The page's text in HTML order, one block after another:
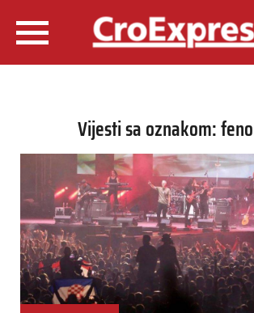
Vijesti sa oznakom: